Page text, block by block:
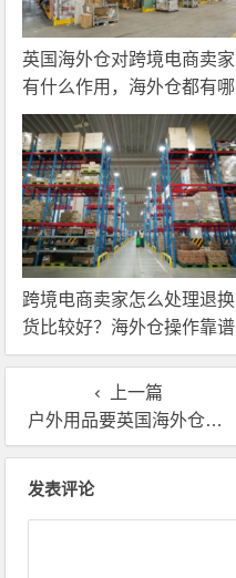
英国海外仓对跨境电商卖家
有什么作用，海外仓都有哪
些核心服务？
跨境电商卖家怎么处理退换
货比较好？海外仓操作靠谱
吗？
上一篇
户外用品要英国海外仓代发的费用是多少？
发表评论